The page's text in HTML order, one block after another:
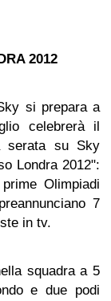
2012
si prepara a
celebrerà il
serata su Sky
Londra 2012":
Olimpiadi
7
in tv.
squadra a 5
e due podi